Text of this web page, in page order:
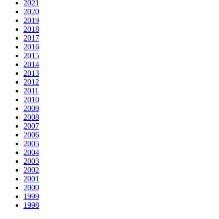
2021
2020
2019
2018
2017
2016
2015
2014
2013
2012
2011
2010
2009
2008
2007
2006
2005
2004
2003
2002
2001
2000
1999
1998